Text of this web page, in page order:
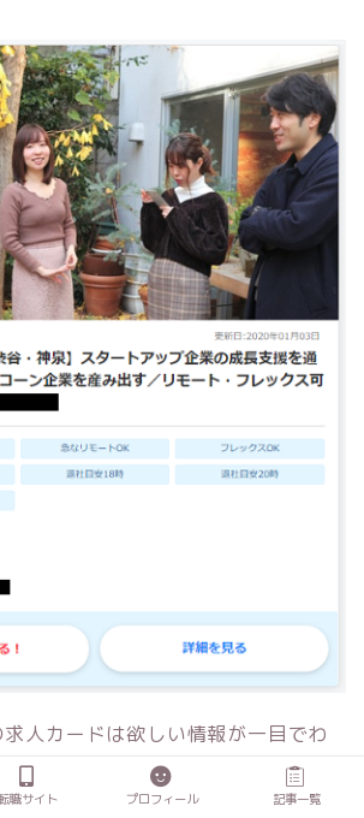
人カードは欲しい情報が一目でわ
いる求人かどうかを見分けるのに便
職サイト プロフィール 記事一覧